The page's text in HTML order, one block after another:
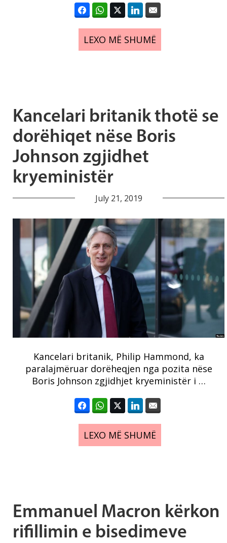
LEXO MË SHUMË
Kancelari britanik thotë se
dorëhiqet nëse Boris
Johnson zgjidhet
kryeministër
July 21, 2019
Kancelari britanik, Philip Hammond, ka
paralajmëruar dorëheqjen nga pozita nëse
Boris Johnson zgjidhjet kryeministër i …
LEXO MË SHUMË
Emmanuel Macron kërkon
rifillimin e bisedimeve